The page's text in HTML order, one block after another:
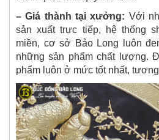
– Giá thành tại xưởng: Với
sản xuất trực tiếp, hệ thống
miền, cơ sở Bảo Long luôn
những sản phẩm chất lượng.
phẩm luôn ở mức tốt nhất,